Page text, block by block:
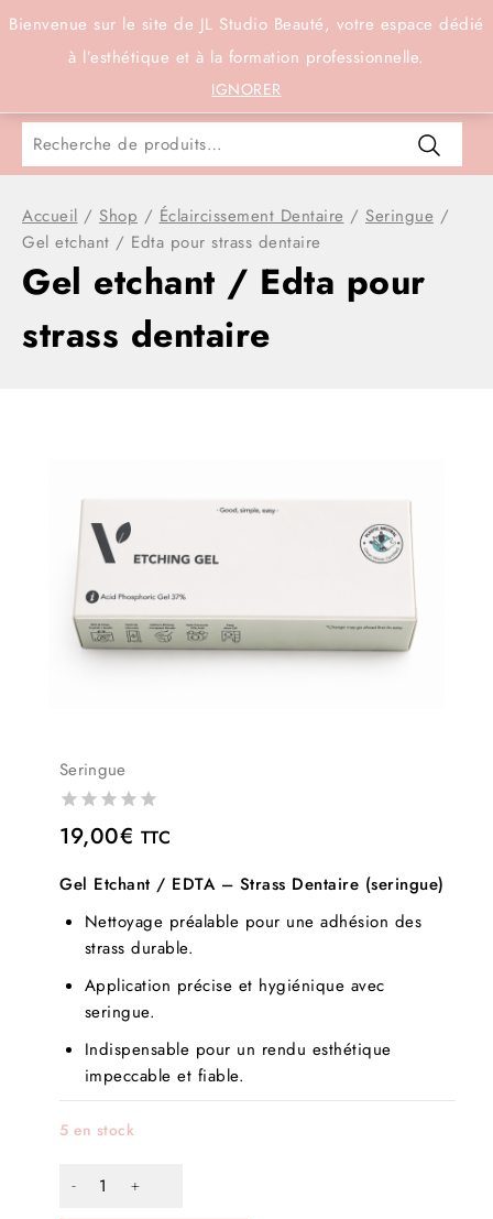
Bienvenue sur le site de JL Studio Beauté, votre espace dédié
à l’esthétique et à la formation professionnelle.
IGNORER
Connexion
Accueil / Shop / Éclaircissement Dentaire / Seringue /
Gel etchant / Edta pour strass dentaire
Gel etchant / Edta pour
strass dentaire
Seringue
0
out
5
19,00€ TTC
Gel Etchant / EDTA – Strass Dentaire (seringue)
Nettoyage préalable pour une adhésion des
strass durable.
Application précise et hygiénique avec
seringue.
Indispensable pour un rendu esthétique
impeccable et fiable.
5 en stock